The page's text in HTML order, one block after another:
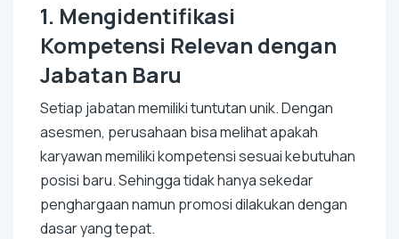
1. Mengidentifikasi
Kompetensi Relevan dengan
Jabatan Baru
Setiap jabatan memiliki tuntutan unik. Dengan
asesmen, perusahaan bisa melihat apakah
karyawan memiliki kompetensi sesuai kebutuhan
posisi baru. Sehingga tidak hanya sekedar
penghargaan namun promosi dilakukan dengan
dasar yang tepat.